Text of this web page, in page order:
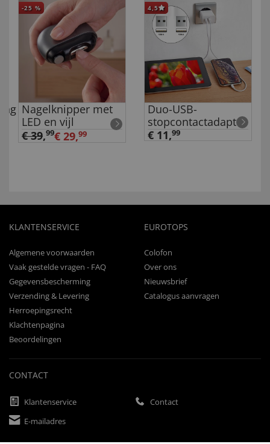
-25 %
Nagelknipper met
LED en vijl
€ 39,99€ 29,99
4,5
Duo-USB-
stopcontactadapter
€ 11,99
KLANTENSERVICE
Algemene voorwaarden
Vaak gestelde vragen - FAQ
Gegevensbescherming
Verzending & Levering
Herroepingsrecht
Klachtenpagina
Beoordelingen
EUROTOPS
Colofon
Over ons
Nieuwsbrief
Catalogus aanvragen
CONTACT
Klantenservice
Contact
E-mailadres